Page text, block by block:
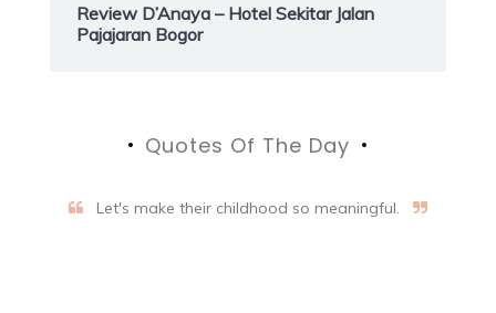
Review D’Anaya – Hotel Sekitar Jalan
Pajajaran Bogor
Quotes Of The Day
Let's make their childhood so meaningful.